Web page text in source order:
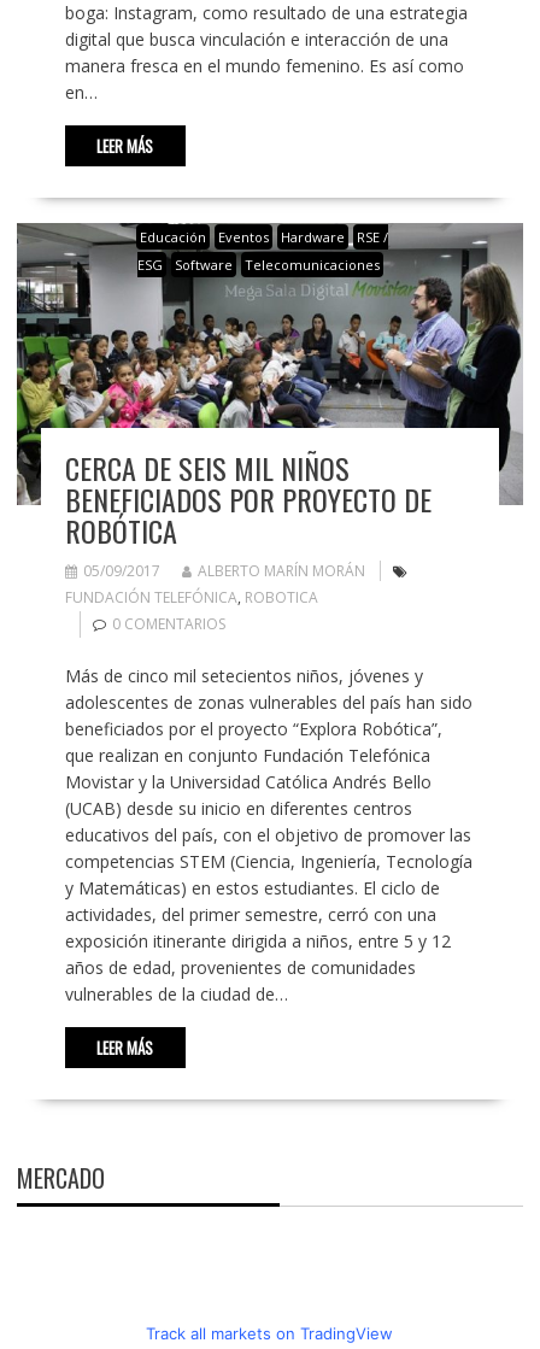
boga: Instagram, como resultado de una estrategia
digital que busca vinculación e interacción de una
manera fresca en el mundo femenino. Es así como
en…
LEER MÁS
Educación Eventos Hardware
RSE /
ESG
Software Telecomunicaciones
CERCA DE SEIS MIL NIÑOS
BENEFICIADOS POR PROYECTO DE
ROBÓTICA
05/09/2017
ALBERTO MARÍN MORÁN
FUNDACIÓN TELEFÓNICA, ROBOTICA
0 COMENTARIOS
Más de cinco mil setecientos niños, jóvenes y
adolescentes de zonas vulnerables del país han sido
beneficiados por el proyecto “Explora Robótica”,
que realizan en conjunto Fundación Telefónica
Movistar y la Universidad Católica Andrés Bello
(UCAB) desde su inicio en diferentes centros
educativos del país, con el objetivo de promover las
competencias STEM (Ciencia, Ingeniería, Tecnología
y Matemáticas) en estos estudiantes. El ciclo de
actividades, del primer semestre, cerró con una
exposición itinerante dirigida a niños, entre 5 y 12
años de edad, provenientes de comunidades
vulnerables de la ciudad de…
LEER MÁS
MERCADO
Track all markets on TradingView